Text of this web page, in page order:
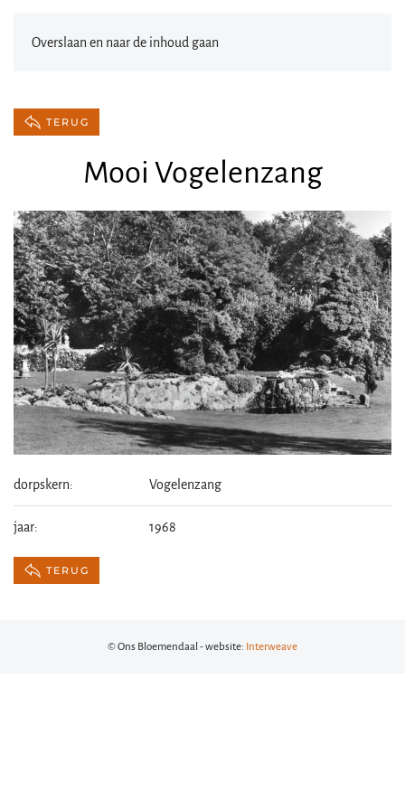
Overslaan en naar de inhoud gaan
TERUG
Mooi Vogelenzang
dorpskern: Vogelenzang
jaar: 1968
TERUG
© Ons Bloemendaal - website: Interweave